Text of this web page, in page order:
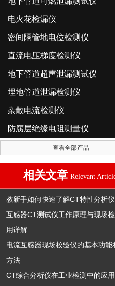
电火花检漏仪
密间隔管地电位检测仪
直流电压梯度检测仪
地下管道超声泄漏测试仪
埋地管道泄漏检测仪
杂散电流检测仪
防腐层绝缘电阻测量仪
查看全部产品
相关文章 Relevant
教新手如何快速了解CT特性分析仪
互感器CT测试仪工作原理与现场
用详解
电流互感器现场校验仪的基本功能
方法
CT综合分析仪在工业检测中的应用